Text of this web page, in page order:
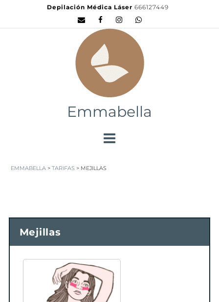
Depilación Médica Láser 666127449
Emmabella
EMMABELLA > TARIFAS > MEJILLAS
Mejillas